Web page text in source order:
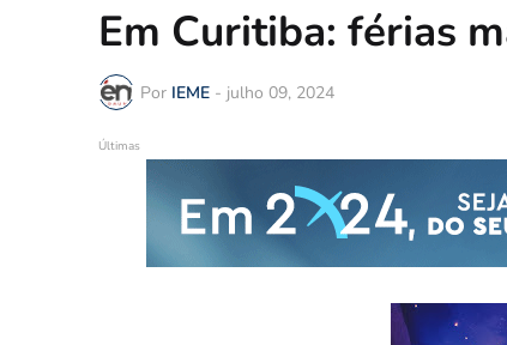
Em Curitiba: férias
Por IEME - julho 09, 2024
Últimas